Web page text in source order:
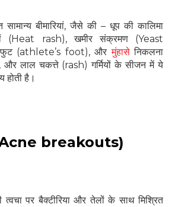
सामान्य बीमारियां, जैसे की – धूप की कालिमा
(Heat rash), खमीर संक्रमण (Yeast
फुट (athlete’s foot), औरमुंहासेनिकलना
लाल चकत्ते (rash) गर्मियों के सीजन में ये
होती है।
(Acne breakouts)
पर बैक्टीरिया और तेलों के साथ मिश्रित